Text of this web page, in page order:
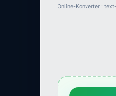
Online-Konverter :